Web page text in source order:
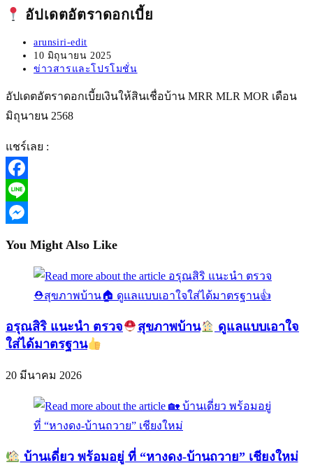
อัปเดตอัตราดอกเบี้ย
Post
author:
arunsiri-edit
Post
published:
10 มิถุนายน 2025
Post
ข่าวสารและโปรโมชั่น
อัปเดตอัตราดอกเบี้ยเงินให้สินเชื่อบ้าน MRR MLR MOR เดือน
มิถุนายน 2568
แชร์เลย :
Facebook
Line
You Might Also Like
อรุณสิริ แนะนำ ตรวจ สุขภาพบ้าน
ดูแลแบบเอาใจ
ใส่ได้มาตรฐาน
20 มีนาคม 2026
บ้านเดี่ยว พร้อมอยู่ ที่ “หางดง-บ้านถวาย” เชียงใหม่